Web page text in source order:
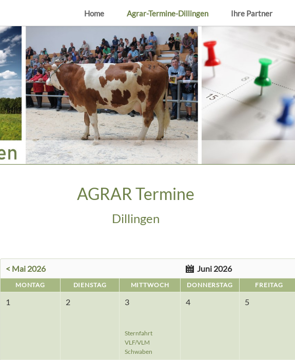
Home Agrar-Termine-Dillingen Ihre Partner
AGRAR Termine
Dillingen
< Mai 2026 Juni 2026
MONTAG DIENSTAG MITTWOCH DONNERSTAG FREITAG
1 2 3
Sternfahrt
VLF/VLM
Schwaben
4 5